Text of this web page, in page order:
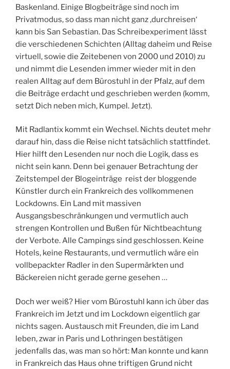
Baskenland. Einige Blogbeiträge sind noch im
Privatmodus, so dass man nicht ganz ‚durchreisen‘
kann bis San Sebastian. Das Schreibexperiment lässt
die verschiedenen Schichten (Alltag daheim und Reise
virtuell, sowie die Zeitebenen von 2000 und 2010) zu
und nimmt die Lesenden immer wieder mit in den
realen Alltag auf dem Bürostuhl in der Pfalz, auf dem
die Beiträge erdacht und geschrieben werden (komm,
setzt Dich neben mich, Kumpel. Jetzt).
Mit Radlantix kommt ein Wechsel. Nichts deutet mehr
darauf hin, dass die Reise nicht tatsächlich stattfindet.
Hier hilft den Lesenden nur noch die Logik, dass es
nicht sein kann. Denn bei genauer Betrachtung der
Zeitstempel der Blogeinträge reist der bloggende
Künstler durch ein Frankreich des vollkommenen
Lockdowns. Ein Land mit massiven
Ausgangsbeschränkungen und vermutlich auch
strengen Kontrollen und Bußen für Nichtbeachtung
der Verbote. Alle Campings sind geschlossen. Keine
Hotels, keine Restaurants, und vermutlich wäre ein
vollbepackter Radler in den Supermärkten und
Bäckereien nicht gerade gerne gesehen …
Doch wer weiß? Hier vom Bürostuhl kann ich über das
Frankreich im Jetzt und im Lockdown eigentlich gar
nichts sagen. Austausch mit Freunden, die im Land
leben, zwar in Paris und Lothringen bestätigen
jedenfalls das, was man so hört: Man konnte und kann
in Frankreich das Haus ohne triftigen Grund nicht